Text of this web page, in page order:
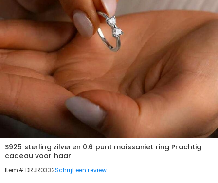
S925 sterling zilveren 0.6 punt moissaniet ring Prachtig
cadeau voor haar
Item#:DRJR0332Schrijf een review